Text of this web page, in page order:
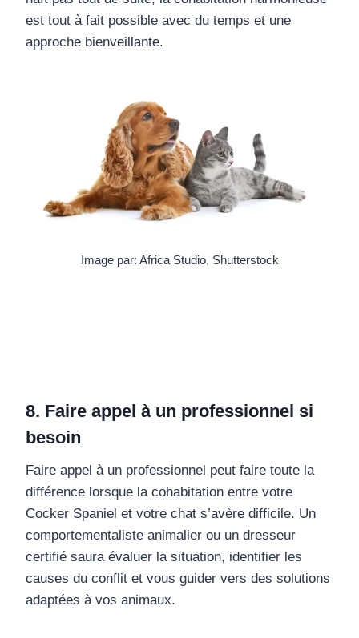
est tout à fait possible avec du temps et une
approche bienveillante.
Image par: Africa Studio, Shutterstock
8. Faire appel à un professionnel si
besoin
Faire appel à un professionnel peut faire toute la
différence lorsque la cohabitation entre votre
Cocker Spaniel et votre chat s’avère difficile. Un
comportementaliste animalier ou un dresseur
certifié saura évaluer la situation, identifier les
causes du conflit et vous guider vers des solutions
adaptées à vos animaux.